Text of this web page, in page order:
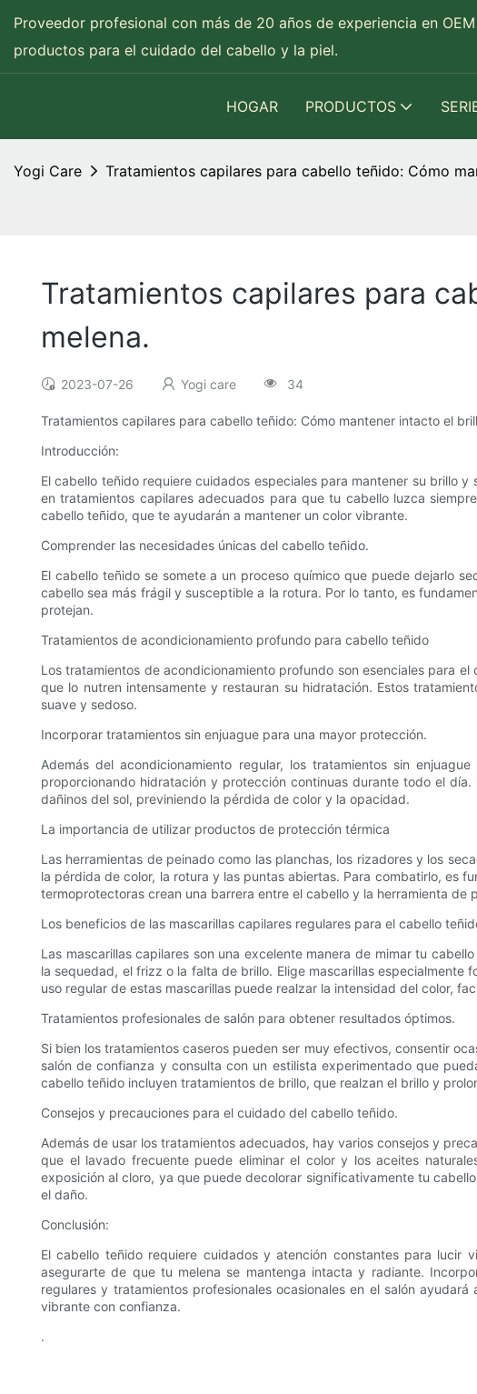
Proveedor profesional con más de 20 años de experiencia en
productos para el cuidado del cabello y la piel.
HOGAR PRODUCTOS
Yogi Care Tratamientos capilares para cabello teñido: Cómo
Tratamientos capilares para
melena.
2023-07-26 Yogi care 34
Tratamientos capilares para cabello teñido: Cómo mantener intacto el
Introducción:
El cabello teñido requiere cuidados especiales para mantener su brillo
en tratamientos capilares adecuados para que tu cabello luzca
cabello teñido, que te ayudarán a mantener un color vibrante.
Comprender las necesidades únicas del cabello teñido.
El cabello teñido se somete a un proceso químico que puede dejarlo
cabello sea más frágil y susceptible a la rotura. Por lo tanto, es
protejan.
Tratamientos de acondicionamiento profundo para cabello teñido
Los tratamientos de acondicionamiento profundo son esenciales para
que lo nutren intensamente y restauran su hidratación. Estos
suave y sedoso.
Incorporar tratamientos sin enjuague para una mayor protección.
Además del acondicionamiento regular, los tratamientos sin
proporcionando hidratación y protección continuas durante todo el
dañinos del sol, previniendo la pérdida de color y la opacidad.
La importancia de utilizar productos de protección térmica
Las herramientas de peinado como las planchas, los rizadores y los
la pérdida de color, la rotura y las puntas abiertas. Para combatirlo, es
termoprotectoras crean una barrera entre el cabello y la herramienta
Los beneficios de las mascarillas capilares regulares para el cabello
Las mascarillas capilares son una excelente manera de mimar tu
la sequedad, el frizz o la falta de brillo. Elige mascarillas
uso regular de estas mascarillas puede realzar la intensidad del color,
Tratamientos profesionales de salón para obtener resultados óptimos.
Si bien los tratamientos caseros pueden ser muy efectivos, consentir
salón de confianza y consulta con un estilista experimentado que
cabello teñido incluyen tratamientos de brillo, que realzan el brillo y
Consejos y precauciones para el cuidado del cabello teñido.
Además de usar los tratamientos adecuados, hay varios consejos y
que el lavado frecuente puede eliminar el color y los aceites
exposición al cloro, ya que puede decolorar significativamente tu
el daño.
Conclusión:
El cabello teñido requiere cuidados y atención constantes para lucir
asegurarte de que tu melena se mantenga intacta y radiante.
regulares y tratamientos profesionales ocasionales en el salón
vibrante con confianza.
.